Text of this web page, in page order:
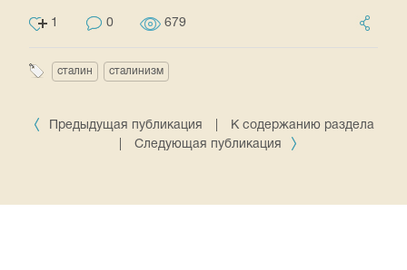
1 0 679
сталин сталинизм
Предыдущая публикация
К содержанию раздела
Следующая публикация